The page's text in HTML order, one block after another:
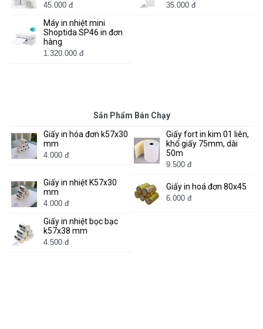
45.000 đ 35.000 đ
Máy in nhiệt mini
Shoptida SP46 in đơn
hàng
1.320.000 đ
Sản Phẩm Bán Chạy
Giấy in hóa đơn k57x30
mm
4.000 đ
Giấy fort in kim 01 liên,
khổ giấy 75mm, dài
50m
9.500 đ
Giấy in nhiệt K57x30
mm
4.000 đ
Giấy in hoá đơn 80x45
6.000 đ
Giấy in nhiệt bọc bạc
k57x38 mm
4.500 đ